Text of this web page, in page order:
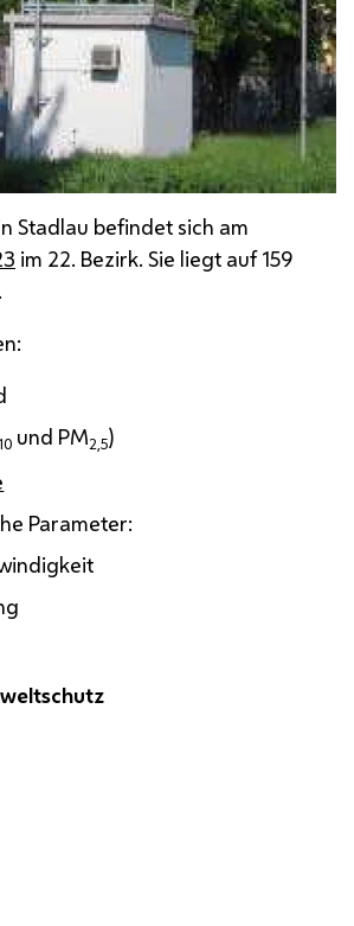
Stadlau befindet sich am
im 22. Bezirk. Sie liegt auf 159
und PM2,5)
Parameter: